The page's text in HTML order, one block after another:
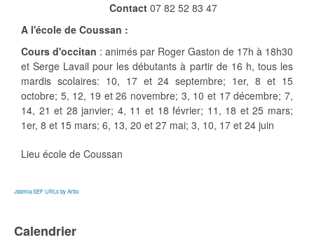
Contact07 82 52 83 47
A l'école de Coussan :
Cours d'occitan : animés par Roger Gaston de 17h à 18h30
et Serge Lavail pour les débutants à partir de 16 h, tous les
mardis scolaires: 10, 17 et 24 septembre; 1er, 8 et 15
octobre; 5, 12, 19 et 26 novembre; 3, 10 et 17 décembre; 7,
14, 21 et 28 janvier; 4, 11 et 18 février; 11, 18 et 25 mars;
1er, 8 et 15 mars; 6, 13, 20 et 27 mai; 3, 10, 17 et 24 juin
Lieu école de Coussan
Joomla SEF URLs by Artio
Calendrier